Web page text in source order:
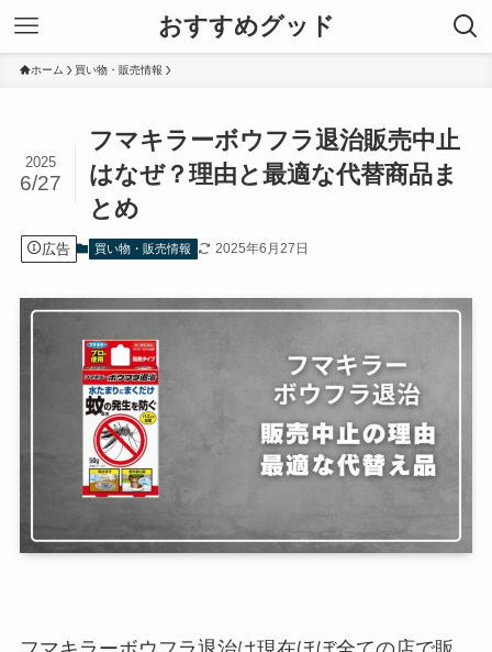
おすすめグッド
ホーム 買い物・販売情報
フマキラーボウフラ退治販売中止
はなぜ？理由と最適な代替商品ま
とめ
2025
6/27
広告 買い物・販売情報 2025年6月27日